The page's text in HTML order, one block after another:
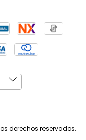
derechos reservados.